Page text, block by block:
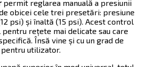
permit reglarea manuală a presiunii
obicei cele trei presetări: presiune
psi) și înaltă (15 psi). Acest control
rețete mai delicate sau care
Însă vine și cu un grad de
utilizator.